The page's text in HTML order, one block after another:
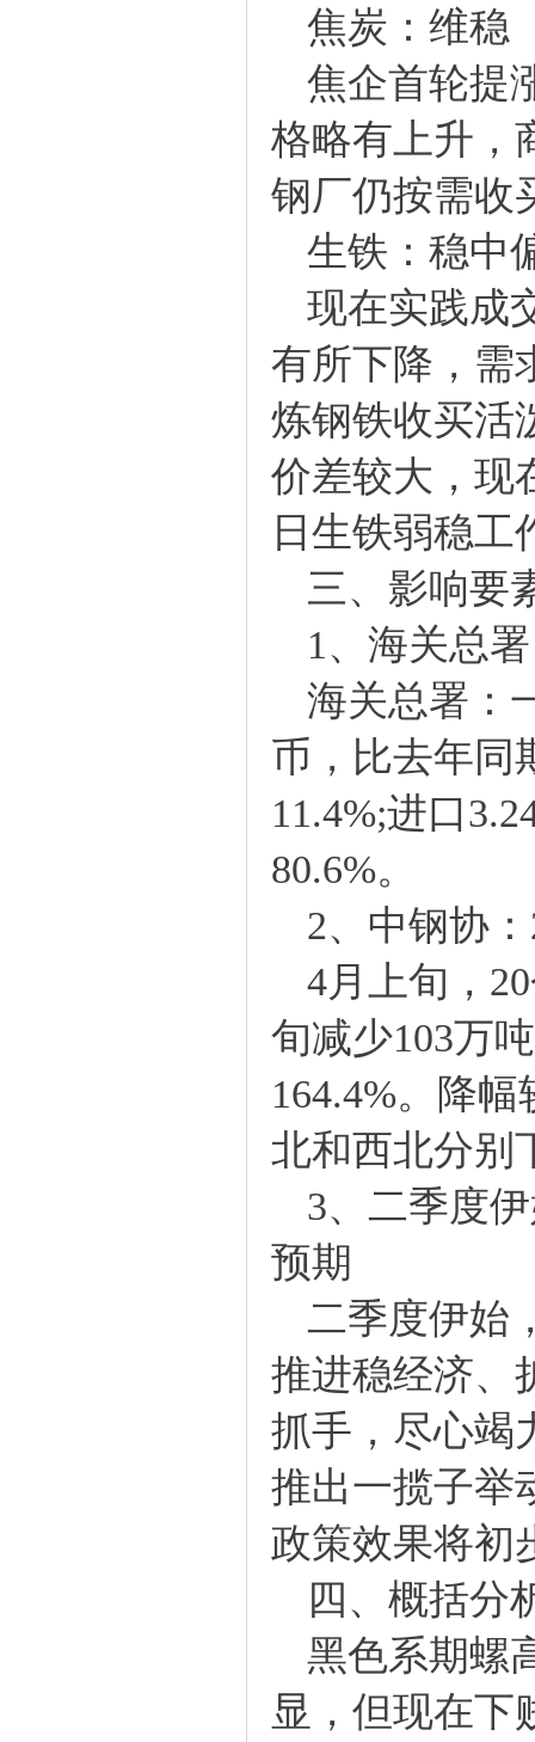
焦炭：维稳
焦企首轮提
格略有上升，
钢厂仍按需收
生铁：稳中
现在实践成
有所下降，需
炼钢铁收买活
价差较大，现
日生铁弱稳工
三、影响要
1、海关总署
海关总署：
币，比去年同
11.4%;进口
80.6%。
2、中钢协：
4月上旬，
旬减少103万
164.4%。降
北和西北分别
3、二季度伊
预期
二季度伊始
推进稳经济、
抓手，尽心竭
推出一揽子举
政策效果将初
四、概括分
黑色系期螺
显，但现在下